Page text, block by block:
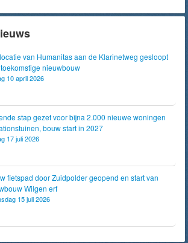
van Humanitas aan de Klarinetweg gesloopt
nieuwbouw
10 april 2026
stap gezet voor bijna 2.000 nieuwe woningen
bouw start in 2027
17 juli 2026
fietspad door Zuidpolder geopend en start van
Wilgen erf
15 juli 2026